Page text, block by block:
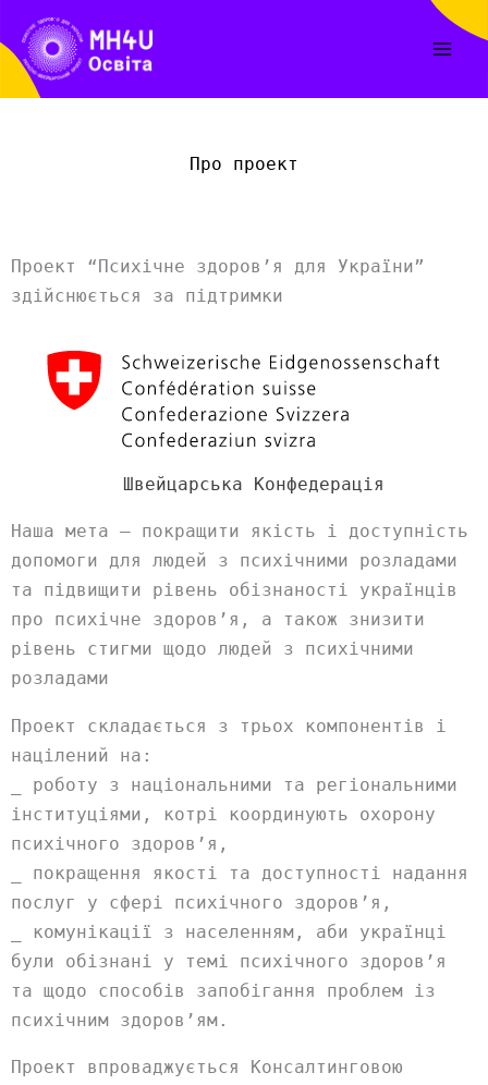
Перейти
до
вмісту
Про проект
Проект “Психічне здоров’я для України”
здійснюється за підтримки
Швейцарська Конфедерація
Наша мета – покращити якість і доступність
допомоги для людей з психічними розладами
та підвищити рівень обізнаності українців
про психічне здоров’я, а також знизити
рівень стигми щодо людей з психічними
розладами
Проект складається з трьох компонентів і
націлений на:
_ роботу з національними та регіональними
інституціями, котрі координують охорону
психічного здоров’я,
_ покращення якості та доступності надання
послуг у сфері психічного здоров’я,
_ комунікації з населенням, аби українці
були обізнані у темі психічного здоров’я
та щодо способів запобігання проблем із
психічним здоров’ям.
Проект впроваджується Консалтинговою